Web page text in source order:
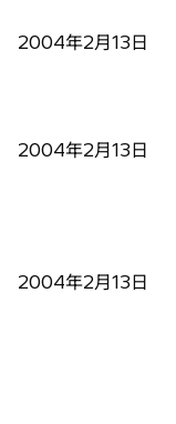
2004年2月13日
2004年2月13日
2004年2月13日